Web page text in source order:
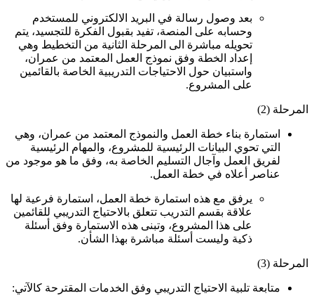
بعد وصول رسالة في البريد الالكتروني للمستخدم
وحسابه على المنصة، تفيد بقبول الفكرة للتجسيد، يتم
تحويله مباشرة الى المرحلة الثانية من التخطيط وهي
إعداد الخطة وفق نموذج العمل المعتمد من عمران،
واستبيان حول الاحتياجات التدريبية الخاصة بالقائمين
على المشروع.
المرحلة (2)
استمارة بناء خطة العمل والنموذج المعتمد من عمران، وهي
التي تحوي البيانات الرئيسية للمشروع، والمهام الرئيسية
لفريق العمل وآجال التسليم الخاصة به، وفق ما هو موجود من
عناصر أعلاه في خطة العمل.
يرفق مع هذه استمارة خطة العمل، استمارة فرعية لها
علاقة بقسم التدريب تتعلق بالاحتياج التدريبي للقائمين
على هذا المشروع، وتبنى هذه الاستمارة وفق أسئلة
ذكية وليست أسئلة مباشرة بهذا الشأن.
المرحلة (3)
متابعة تلبية الاحتياج التدريبي وفق الخدمات المقترحة كالآتي: